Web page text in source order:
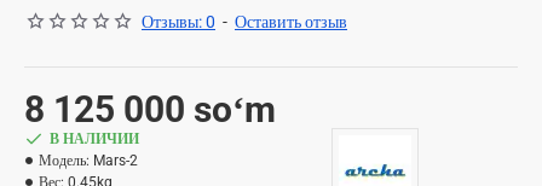
Отзывы: 0 - Оставить отзыв
8 125 000 soʻm
В НАЛИЧИИ
Модель: Mars-2
Вес: 0.45kg